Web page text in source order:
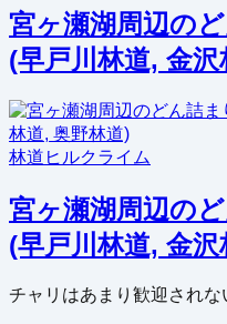
宮ヶ瀬湖周辺の
(早戸川林道, 金
林道 ヒルクライム
宮ヶ瀬湖周辺の
(早戸川林道, 金
チャリはあまり歓迎されな